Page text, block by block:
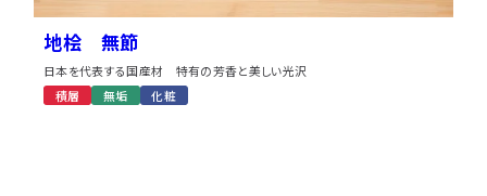
地桧 無節
日本を代表する国産材 特有の芳香と美しい光沢
積層
無垢 化粧